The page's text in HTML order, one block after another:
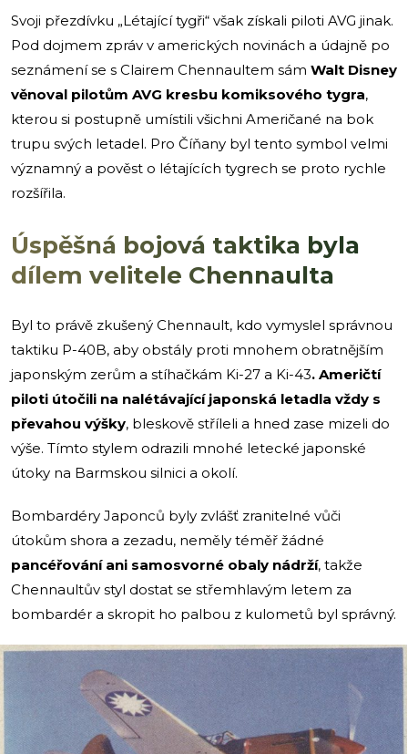
Svoji přezdívku „Létající tygři“ však získali piloti AVG jinak.
Pod dojmem zpráv v amerických novinách a údajně po
seznámení se s Clairem Chennaultem sám Walt Disney
věnoval pilotům AVG kresbu komiksového tygra,
kterou si postupně umístili všichni Američané na bok
trupu svých letadel. Pro Číňany byl tento symbol velmi
významný a pověst o létajících tygrech se proto rychle
rozšířila.
Úspěšná bojová taktika byla
dílem velitele Chennaulta
Byl to právě zkušený Chennault, kdo vymyslel správnou
taktiku P-40B, aby obstály proti mnohem obratnějším
japonským zerům a stíhačkám Ki-27 a Ki-43. Američtí
piloti útočili na nalétávající japonská letadla vždy s
převahou výšky, bleskově stříleli a hned zase mizeli do
výše. Tímto stylem odrazili mnohé letecké japonské
útoky na Barmskou silnici a okolí.
Bombardéry Japonců byly zvlášť zranitelné vůči
útokům shora a zezadu, neměly téměř žádné
pancéřování ani samosvorné obaly nádrží, takže
Chennaultův styl dostat se střemhlavým letem za
bombardér a skropit ho palbou z kulometů byl správný.